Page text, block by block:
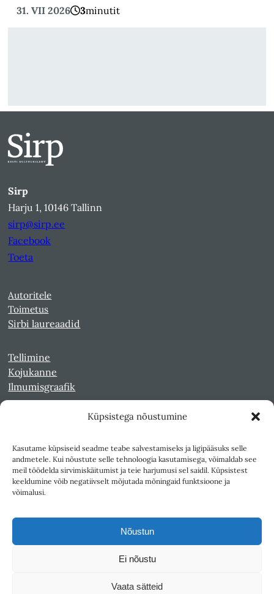
Küpsistega nõustumine
Kasutame küpsiseid seadme teabe salvestamiseks ja ligipääsuks selle
andmetele. Kui nõustute selle tehnoloogia kasutamisega, võimaldab see
meil töödelda sirvimiskäitumist ja teie harjumusi sel saidil. Küpsistest
keeldumine võib negatiivselt mõjutada mõningaid funktsioone ja
võimalusi.
Nõustun
Ei nõustu
Vaata sätteid
31. VII 2026 3minutit
Sirp
Harju 1, 10146 Tallinn
sirp@sirp.ee
Facebook
Toeta
Autoritele
Toimetus
Sirbi laureaadid
Tellimine
Kojukanne
Ilmumisgraafik
Kultuurileht 1994-1997
Reede 1989-1990
Sirp ja Vasar 1940-1989
Teksti- ja andmekaeve
Väljaandja SA Kultuurileht